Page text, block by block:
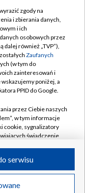
Wideo
w likwidacji
zgody na
i zbierania danych,
i ich
osobowych przez
dalej również „TVP”),
Zaufanych
(w tym do
zainteresowań i
poniżej, a
PPID do Google.
przez Ciebie naszych
w tym informacje
cookie, sygnalizatory
świadczenie
przez Ciebie
IP, identyfikatory
serwisu